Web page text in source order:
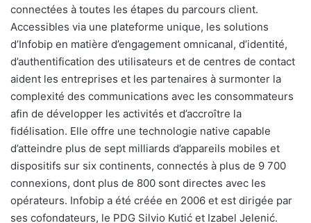
connectées à toutes les étapes du parcours client.
Accessibles via une plateforme unique, les solutions
d’Infobip en matière d’engagement omnicanal, d’identité,
d’authentification des utilisateurs et de centres de contact
aident les entreprises et les partenaires à surmonter la
complexité des communications avec les consommateurs
afin de développer les activités et d’accroître la
fidélisation. Elle offre une technologie native capable
d’atteindre plus de sept milliards d’appareils mobiles et
dispositifs sur six continents, connectés à plus de 9 700
connexions, dont plus de 800 sont directes avec les
opérateurs. Infobip a été créée en 2006 et est dirigée par
ses cofondateurs, le PDG Silvio Kutić et Izabel Jelenić.